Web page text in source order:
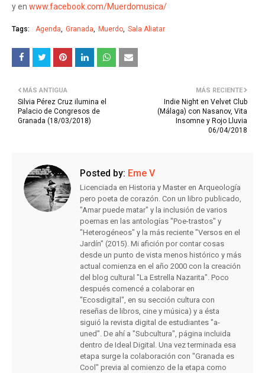
y en www.facebook.com/Muerdomusica/
Tags: Agenda Granada Muerdo Sala Aliatar
MÁS RECIENTE
Indie Night en Velvet Club
(Málaga) con Nasanov, Vita
Insomne y Rojo Lluvia
06/04/2018
MÁS ANTIGUA
Silvia Pérez Cruz ilumina el
Palacio de Congresos de
Granada (18/03/2018)
Posted by: Eme V
Licenciada en Historia y Master en Arqueología
pero poeta de corazón. Con un libro publicado,
"Amar puede matar" y la inclusión de varios
poemas en las antologías "Poe-trastos" y
"Heterogéneos" y la más reciente "Versos en el
Jardín" (2015). Mi afición por contar cosas
desde un punto de vista menos histórico y más
actual comienza en el año 2000 con la creación
del blog cultural "La Estrella Nazarita". Poco
después comencé a colaborar en
"Ecosdigital", en su sección cultura con
reseñas de libros, cine y música) y a ésta
siguió la revista digital de estudiantes "a-
uned". De ahí a "Subcultura", página incluida
dentro de Ideal Digital. Una vez terminada esa
etapa surge la colaboración con "Granada es
Cool" previa al comienzo de la etapa como